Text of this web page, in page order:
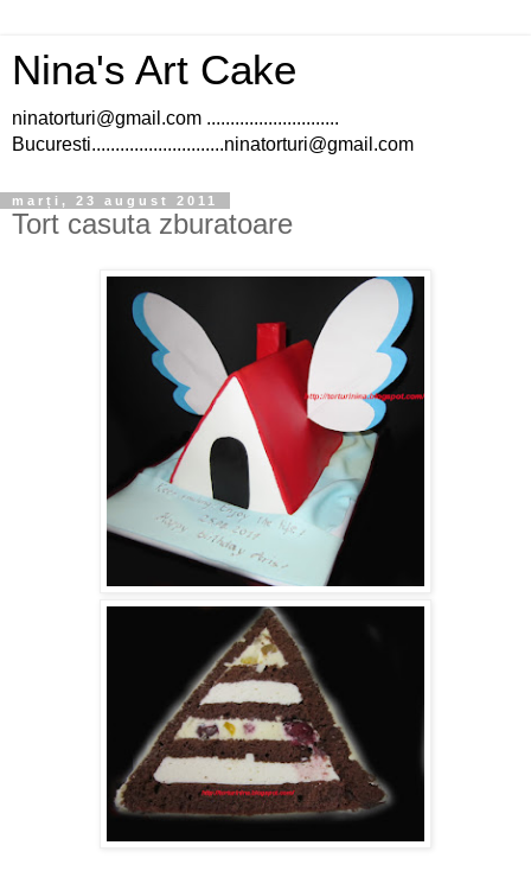
Nina's Art Cake
ninatorturi@gmail.com ............................
Bucuresti............................ninatorturi@gmail.com
marți, 23 august 2011
Tort casuta zburatoare